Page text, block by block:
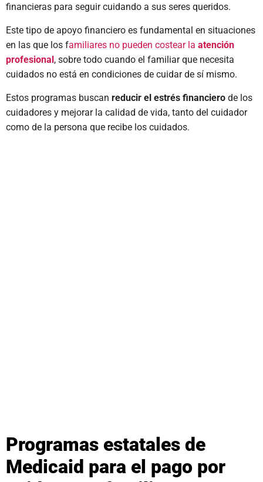
financieras para seguir cuidando a sus seres queridos.
Este tipo de apoyo financiero es fundamental en situaciones
en las que los familiares no pueden costear la atención
profesional, sobre todo cuando el familiar que necesita
cuidados no está en condiciones de cuidar de sí mismo.
Estos programas buscan reducir el estrés financiero de los
cuidadores y mejorar la calidad de vida, tanto del cuidador
como de la persona que recibe los cuidados.
Programas estatales de
Medicaid para el pago por